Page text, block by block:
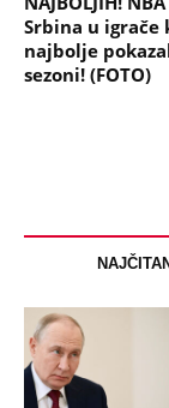
Srbina u igrače
najbolje
sezoni! (FOTO)